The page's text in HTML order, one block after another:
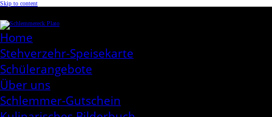
Skip to content
Home
Stehverzehr-Speisekarte
Schülerangebote
Über uns
Schlemmer-Gutschein